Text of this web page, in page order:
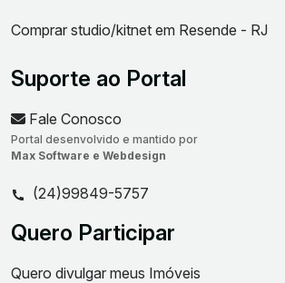
Comprar studio/kitnet em Resende - RJ
Suporte ao Portal
Fale Conosco
Portal desenvolvido e mantido por
Max Software e Webdesign
(24)99849-5757
Quero Participar
Quero divulgar meus Imóveis